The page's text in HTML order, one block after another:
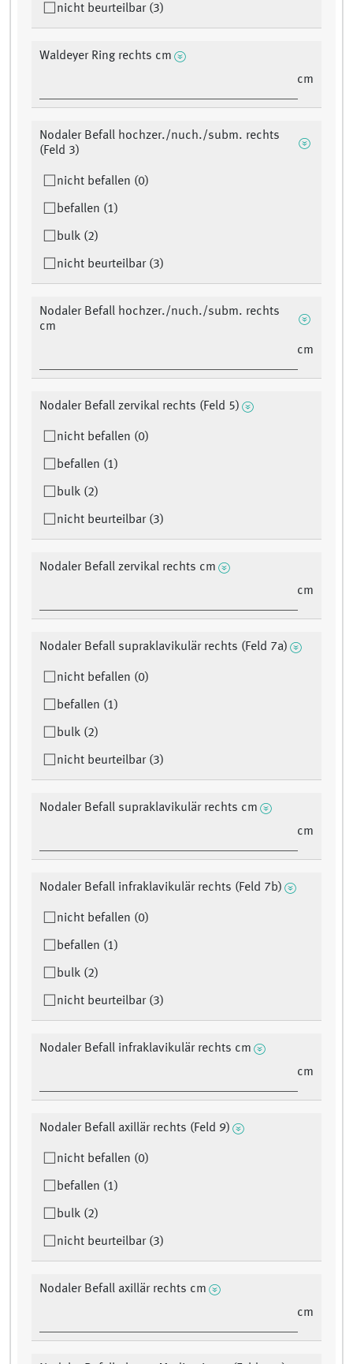
nicht beurteilbar (3)
Waldeyer Ring rechts cm
cm
Nodaler Befall hochzer./nuch./subm. rechts
(Feld 3)
nicht befallen (0)
befallen (1)
bulk (2)
nicht beurteilbar (3)
Nodaler Befall hochzer./nuch./subm. rechts
cm
cm
Nodaler Befall zervikal rechts (Feld 5)
nicht befallen (0)
befallen (1)
bulk (2)
nicht beurteilbar (3)
Nodaler Befall zervikal rechts cm
cm
Nodaler Befall supraklavikulär rechts (Feld 7a)
nicht befallen (0)
befallen (1)
bulk (2)
nicht beurteilbar (3)
Nodaler Befall supraklavikulär rechts cm
cm
Nodaler Befall infraklavikulär rechts (Feld 7b)
nicht befallen (0)
befallen (1)
bulk (2)
nicht beurteilbar (3)
Nodaler Befall infraklavikulär rechts cm
cm
Nodaler Befall axillär rechts (Feld 9)
nicht befallen (0)
befallen (1)
bulk (2)
nicht beurteilbar (3)
Nodaler Befall axillär rechts cm
cm